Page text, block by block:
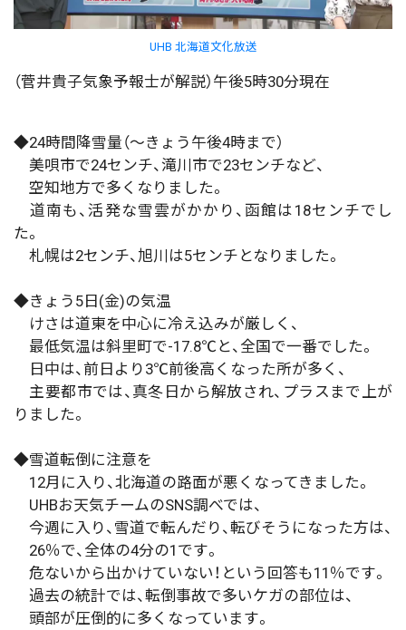
UHB 北海道文化放送
（菅井貴子気象予報士が解説）午後5時30分現在
◆24時間降雪量（～きょう午後4時まで）
美唄市で24センチ、滝川市で23センチなど、
空知地方で多くなりました。
道南も、活発な雪雲がかかり、函館は18センチでし
た。
札幌は2センチ、旭川は5センチとなりました。
◆きょう5日(金)の気温
けさは道東を中心に冷え込みが厳しく、
最低気温は斜里町で-17.8℃と、全国で一番でした。
日中は、前日より3℃前後高くなった所が多く、
主要都市では、真冬日から解放され、プラスまで上が
りました。
◆雪道転倒に注意を
12月に入り、北海道の路面が悪くなってきました。
UHBお天気チームのSNS調べでは、
今週に入り、雪道で転んだり、転びそうになった方は、
26％で、全体の4分の1です。
危ないから出かけていない！という回答も11％です。
過去の統計では、転倒事故で多いケガの部位は、
頭部が圧倒的に多くなっています。